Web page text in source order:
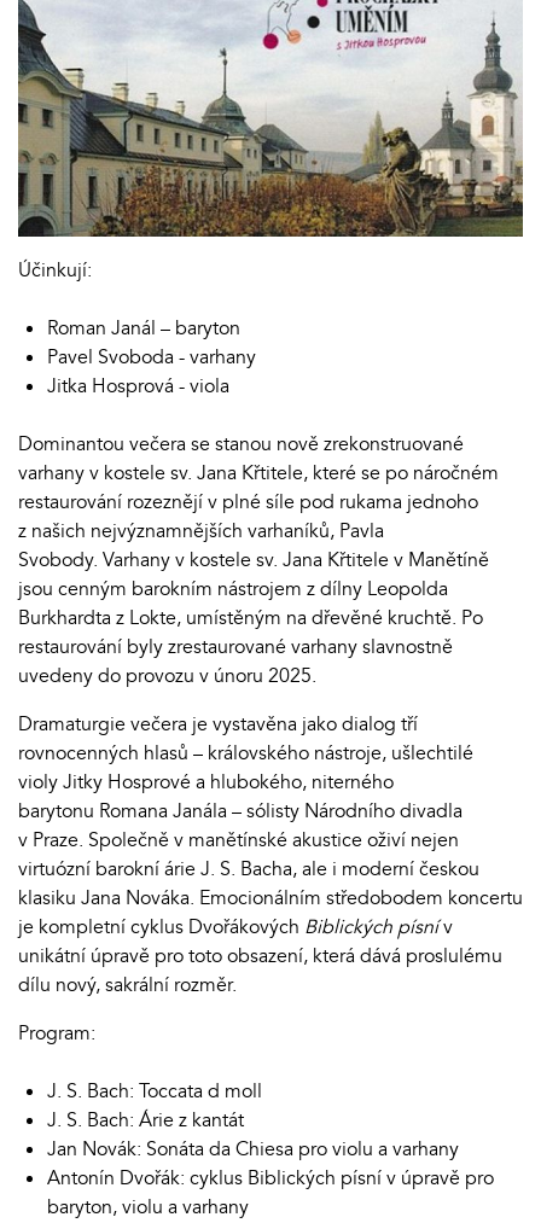
Účinkují:
Roman Janál – baryton
Pavel Svoboda - varhany
Jitka Hosprová - viola
Dominantou večera se stanou nově zrekonstruované
varhany v kostele sv. Jana Křtitele, které se po náročném
restaurování rozeznějí v plné síle pod rukama jednoho
z našich nejvýznamnějších varhaníků, Pavla
Svobody. Varhany v kostele sv. Jana Křtitele v Manětíně
jsou cenným barokním nástrojem z dílny Leopolda
Burkhardta z Lokte, umístěným na dřevěné kruchtě. Po
restaurování byly zrestaurované varhany slavnostně
uvedeny do provozu v únoru 2025.
Dramaturgie večera je vystavěna jako dialog tří
rovnocenných hlasů – královského nástroje, ušlechtilé
violy Jitky Hosprové a hlubokého, niterného
barytonu Romana Janála – sólisty Národního divadla
v Praze. Společně v manětínské akustice oživí nejen
virtuózní barokní árie J. S. Bacha, ale i moderní českou
klasiku Jana Nováka. Emocionálním středobodem koncertu
je kompletní cyklus Dvořákových Biblických písnív
unikátní úpravě pro toto obsazení, která dává proslulému
dílu nový, sakrální rozměr.
Program:
J. S. Bach: Toccata d moll
J. S. Bach: Árie z kantát
Jan Novák: Sonáta da Chiesa pro violu a varhany
Antonín Dvořák: cyklus Biblických písní v úpravě pro
baryton, violu a varhany